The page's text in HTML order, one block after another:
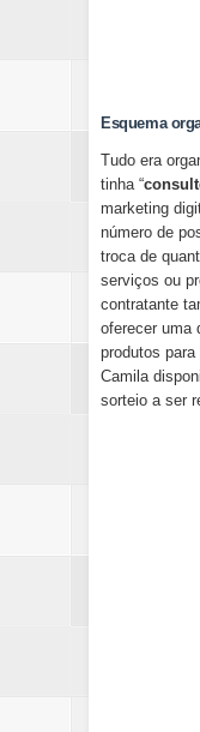
Esquema
Tudo era
tinha “
marketing
número de
troca de
serviços ou
contratante
oferecer uma
produtos
Camila
sorteio a ser